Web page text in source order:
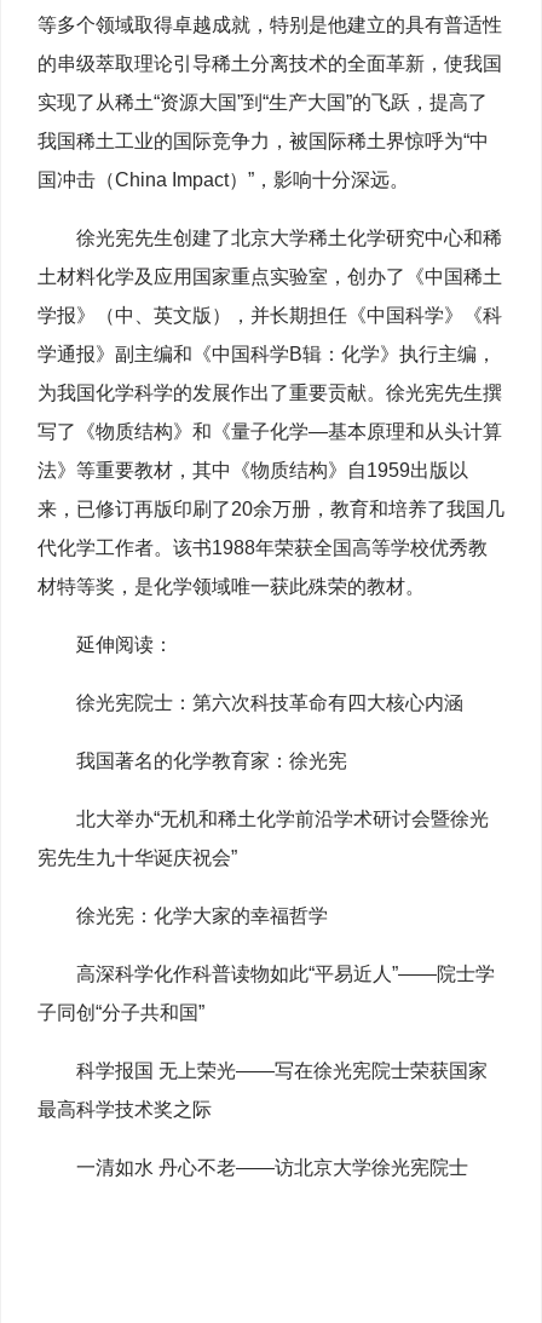
等多个领域取得卓越成就，特别是他建立的具有普适性
的串级萃取理论引导稀土分离技术的全面革新，使我国
实现了从稀土“资源大国”到“生产大国”的飞跃，提高了
我国稀土工业的国际竞争力，被国际稀土界惊呼为“中
国冲击（China Impact）”，影响十分深远。
徐光宪先生创建了北京大学稀土化学研究中心和稀
土材料化学及应用国家重点实验室，创办了《中国稀土
学报》（中、英文版），并长期担任《中国科学》《科
学通报》副主编和《中国科学B辑：化学》执行主编，
为我国化学科学的发展作出了重要贡献。徐光宪先生撰
写了《物质结构》和《量子化学—基本原理和从头计算
法》等重要教材，其中《物质结构》自1959出版以
来，已修订再版印刷了20余万册，教育和培养了我国几
代化学工作者。该书1988年荣获全国高等学校优秀教
材特等奖，是化学领域唯一获此殊荣的教材。
延伸阅读：
徐光宪院士：第六次科技革命有四大核心内涵
我国著名的化学教育家：徐光宪
北大举办“无机和稀土化学前沿学术研讨会暨徐光
宪先生九十华诞庆祝会”
徐光宪：化学大家的幸福哲学
高深科学化作科普读物如此“平易近人”——院士学
子同创“分子共和国”
科学报国 无上荣光——写在徐光宪院士荣获国家
最高科学技术奖之际
一清如水 丹心不老——访北京大学徐光宪院士